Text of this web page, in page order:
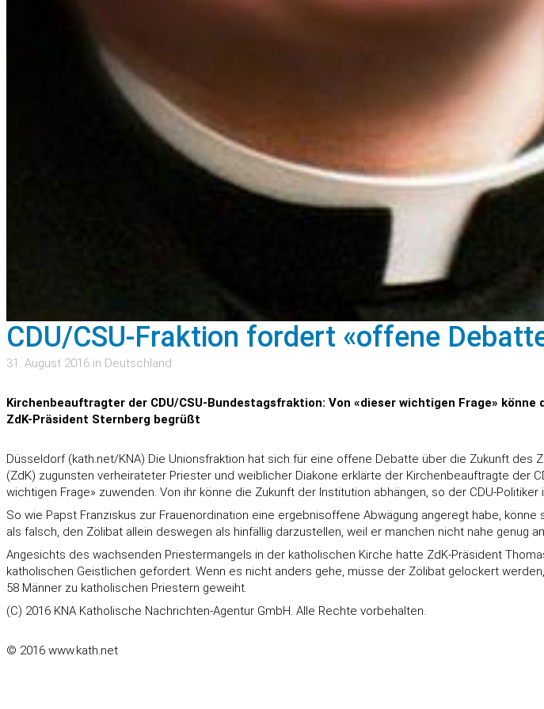
CDU/CSU-Fraktion fordert «offene
31. August 2016 in Deutschland
Kirchenbeauftragter der CDU/CSU-Bundestagsfraktion: Von «dieser wichtigen Frage»
ZdK-Präsident Sternberg begrüßt
Düsseldorf (kath.net/KNA) Die Unionsfraktion hat sich für eine offene Debatte über die Zukunft
(ZdK) zugunsten verheirateter Priester und weiblicher Diakone erklärte der Kirchenbeauftragte der
wichtigen Frage» zuwenden. Von ihr könne die Zukunft der Institution abhängen, so der CDU-
So wie Papst Franziskus zur Frauenordination eine ergebnisoffene Abwägung angeregt habe,
als falsch, den Zölibat allein deswegen als hinfällig darzustellen, weil er manchen nicht nahe genug
Angesichts des wachsenden Priestermangels in der katholischen Kirche hatte ZdK-Präsident
katholischen Geistlichen gefordert. Wenn es nicht anders gehe, müsse der Zölibat gelockert
58 Männer zu katholischen Priestern geweiht.
(C) 2016 KNA Katholische Nachrichten-Agentur GmbH. Alle Rechte vorbehalten.
© 2016 www.kath.net